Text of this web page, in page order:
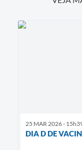
25 MAR 2026 -
DIA D DE